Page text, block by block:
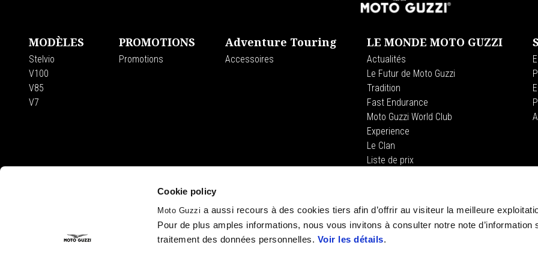
Cookie policy
Moto Guzzi a aussi recours à des cookies tiers afin d’offrir au visiteur la meilleure
Pour de plus amples informations, nous vous invitons à consulter notre note d’information
traitement des données personnelles. Voir les détails.
MODÈLES
Stelvio
V100
V85
V7
PROMOTIONS
Promotions
Adventure Touring
Accessoires
LE MONDE MOTO GUZZI
Actualités
Le Futur de Moto Guzzi
Tradition
Fast Endurance
Moto Guzzi World Club
Experience
Le Clan
Liste de prix
Wide Magazine
Piaggio Group
Le Musée Moto Guzzi
E-